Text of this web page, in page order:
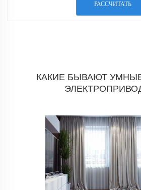
РАССЧИТАТЬ
КАКИЕ БЫВАЮТ